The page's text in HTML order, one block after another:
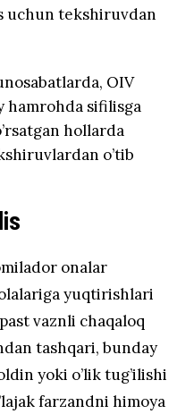
uchun tekshiruvdan
OIV
hamrohda sifilisga
hollarda
o’tib
onalar
yuqtirishlari
vaznli chaqaloq
tashqari, bunday
yoki o’lik tug’ilishi
farzandni himoya